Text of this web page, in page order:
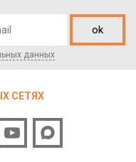
ok
данных
СЕТЯХ